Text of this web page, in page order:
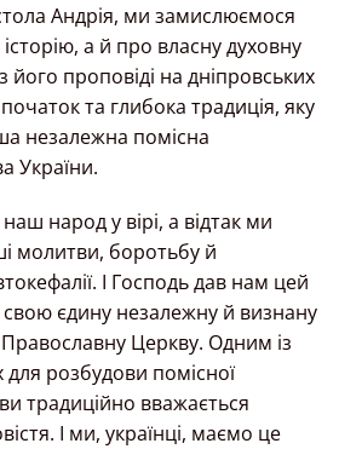
Андрія, ми замислюємося
а й про власну духовну
проповіді на дніпровських
та глибока традиція, яку
незалежна помісна
України.
народ у вірі, а відтак ми
молитви, боротьбу й
І Господь дав нам цей
єдину незалежну й визнану
Православну Церкву. Одним із
для розбудови помісної
традиційно вважається
І ми, українці, маємо це